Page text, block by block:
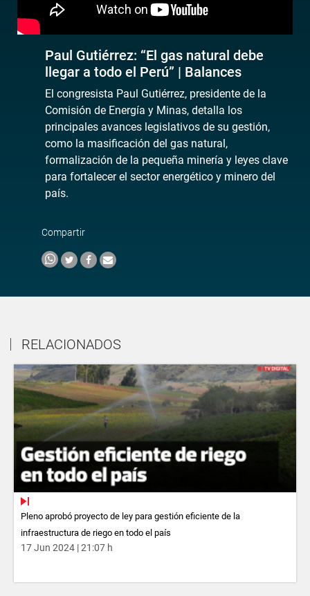
Paul Gutiérrez: “El gas natural debe
llegar a todo el Perú” | Balances
El congresista Paul Gutiérrez, presidente de la
Comisión de Energía y Minas, detalla los
principales avances legislativos de su gestión,
como la masificación del gas natural,
formalización de la pequeña minería y leyes clave
para fortalecer el sector energético y minero del
país.
Compartir
RELACIONADOS
Pleno aprobó proyecto de ley para gestión eficiente de la
infraestructura de riego en todo el país
17 Jun 2024 | 21:07 h